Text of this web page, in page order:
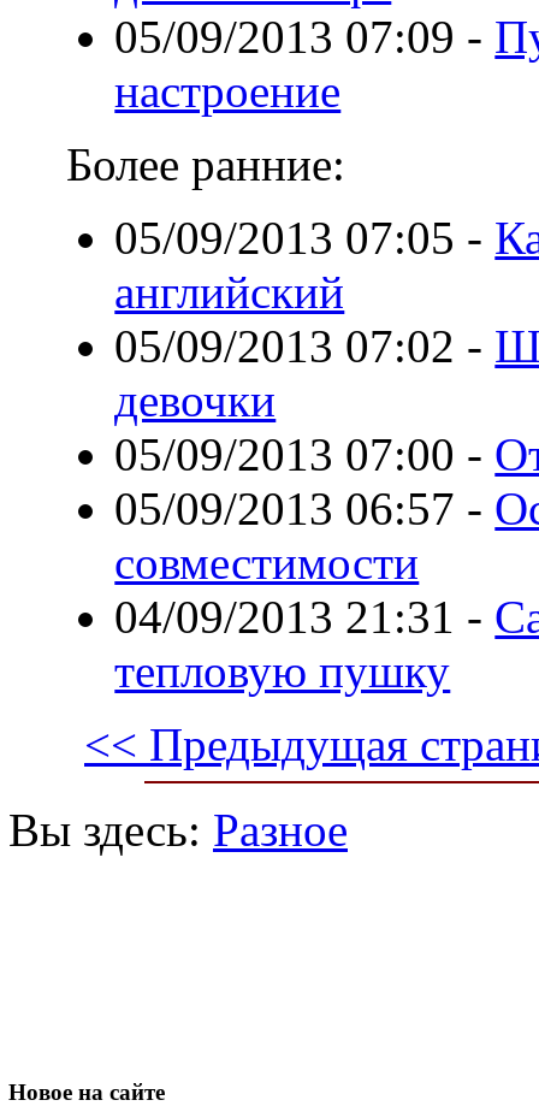
05/09/2013 07:09 -
настроение
Более ранние:
05/09/2013 07:05 -
английский
05/09/2013 07:02 -
девочки
05/09/2013 07:00 -
05/09/2013 06:57 -
совместимости
04/09/2013 21:31 -
тепловую пушку
<< Предыдущая
Вы здесь: Разное
Новое на сайте